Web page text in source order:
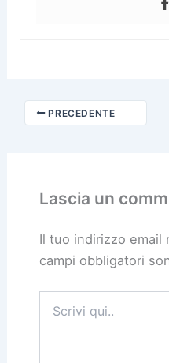
PRECEDENTE
Lascia un
Il tuo indirizzo email
campi obbligatori
qui..